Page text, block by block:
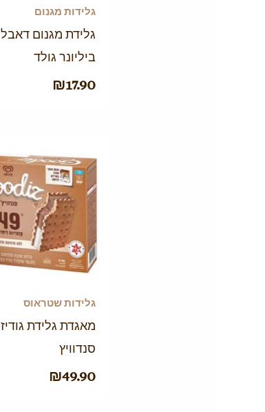
גלידות מגנום
גלידת מגנום דאבל
ביליונר גולד
₪17.90
גלידות שטראוס
מאגדת גלידת גודיז
סנדוויץ
₪49.90